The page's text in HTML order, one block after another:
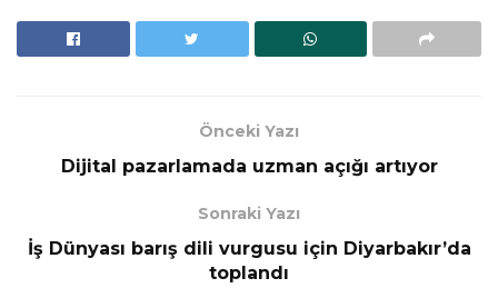
Önceki Yazı
Dijital pazarlamada uzman açığı artıyor
Sonraki Yazı
İş Dünyası barış dili vurgusu için Diyarbakır’da
toplandı